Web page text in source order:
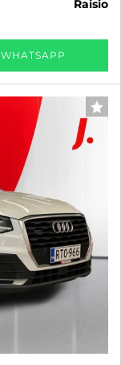
raisio
WHATSAPP